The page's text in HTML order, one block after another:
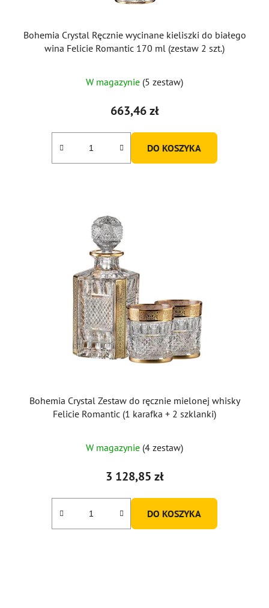
Bohemia Crystal Ręcznie wycinane kieliszki do białego
wina Felicie Romantic 170 ml (zestaw 2 szt.)
W magazynie (5 zestaw)
663,46 zł
DO KOSZYKA
Bohemia Crystal Zestaw do ręcznie mielonej whisky
Felicie Romantic (1 karafka + 2 szklanki)
W magazynie (4 zestaw)
3 128,85 zł
DO KOSZYKA